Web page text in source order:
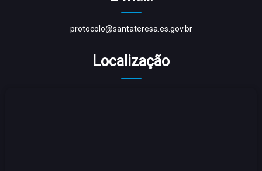
protocolo@santateresa.es.gov.br
Localização